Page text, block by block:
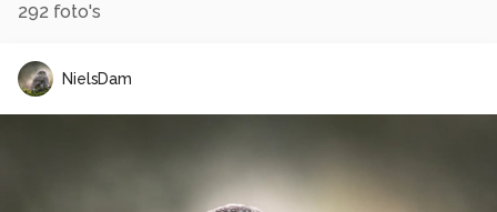
292 foto's
NielsDam